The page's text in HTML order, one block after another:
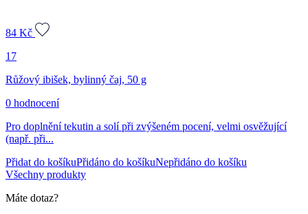
84 Kč
17
Růžový ibišek, bylinný čaj, 50 g
0 hodnocení
Pro doplnění tekutin a solí při zvýšeném pocení, velmi osvěžující
(např. při...
Přidat do košíkuPřidáno do košíkuNepřidáno do košíku
Všechny produkty
Máte dotaz?